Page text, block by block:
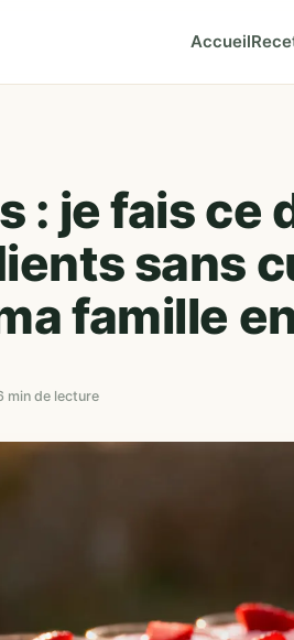
Accueil
: je fais ce
sans
famille
min de lecture